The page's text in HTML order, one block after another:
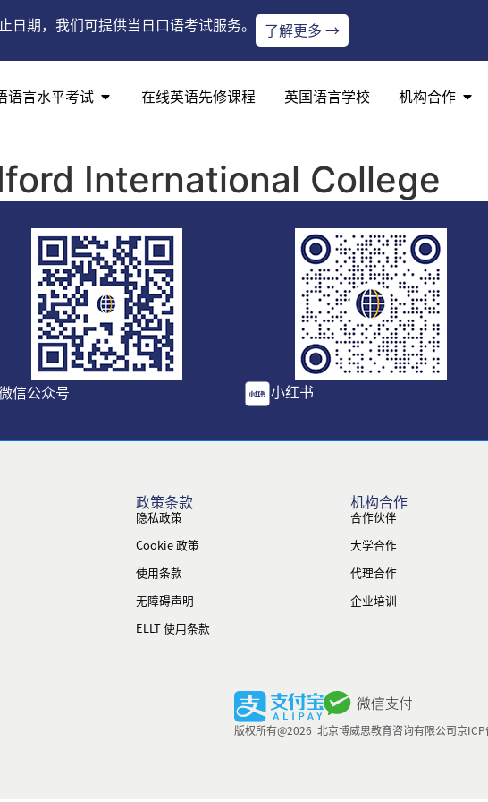
日期，我们可提供当日口语考试服务。 了解更多 →
语言水平考试 在线英语先修课程 英国语言学校 机构合作
International College
信公众号 小红书
政策条款
隐私政策
Cookie 政策
使用条款
无障碍声明
ELLT 使用条款
机构合作
合作伙伴
大学合作
代理合作
企业培训
版权所有@2026 北京博威思教育咨询有限公司京ICP